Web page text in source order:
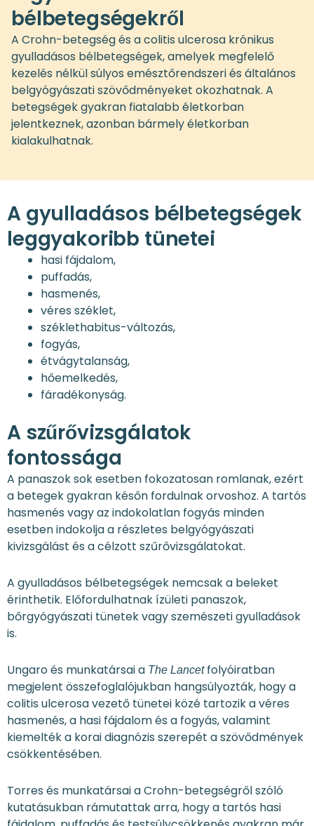
bélbetegségekről
A Crohn-betegség és a colitis ulcerosa krónikus
gyulladásos bélbetegségek, amelyek megfelelő
kezelés nélkül súlyos emésztőrendszeri és általános
belgyógyászati szövődményeket okozhatnak. A
betegségek gyakran fiatalabb életkorban
jelentkeznek, azonban bármely életkorban
kialakulhatnak.
A gyulladásos bélbetegségek
leggyakoribb tünetei
hasi fájdalom,
puffadás,
hasmenés,
véres széklet,
széklethabitus-változás,
fogyás,
étvágytalanság,
hőemelkedés,
fáradékonyság.
A szűrővizsgálatok
fontossága
A panaszok sok esetben fokozatosan romlanak, ezért
a betegek gyakran későn fordulnak orvoshoz. A tartós
hasmenés vagy az indokolatlan fogyás minden
esetben indokolja a részletes belgyógyászati
kivizsgálást és a célzott szűrővizsgálatokat.
A gyulladásos bélbetegségek nemcsak a beleket
érinthetik. Előfordulhatnak ízületi panaszok,
bőrgyógyászati tünetek vagy szemészeti gyulladások
is.
Ungaro és munkatársai a The Lancetfolyóiratban
megjelent összefoglalójukban hangsúlyozták, hogy a
colitis ulcerosa vezető tünetei közé tartozik a véres
hasmenés, a hasi fájdalom és a fogyás, valamint
kiemelték a korai diagnózis szerepét a szövődmények
csökkentésében.
Torres és munkatársai a Crohn-betegségről szóló
kutatásukban rámutattak arra, hogy a tartós hasi